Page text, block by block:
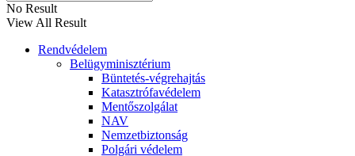
No Result
View All Result
Rendvédelem
Belügyminisztérium
Büntetés-végrehajtás
Katasztrófavédelem
Mentőszolgálat
NAV
Nemzetbiztonság
Polgári védelem